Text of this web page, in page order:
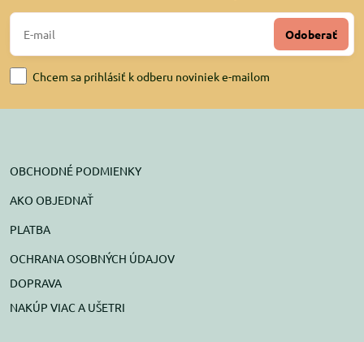
Odoberať
Chcem sa prihlásiť k odberu noviniek e-mailom
OBCHODNÉ PODMIENKY
AKO OBJEDNAŤ
PLATBA
OCHRANA OSOBNÝCH ÚDAJOV
DOPRAVA
NAKÚP VIAC A UŠETRI